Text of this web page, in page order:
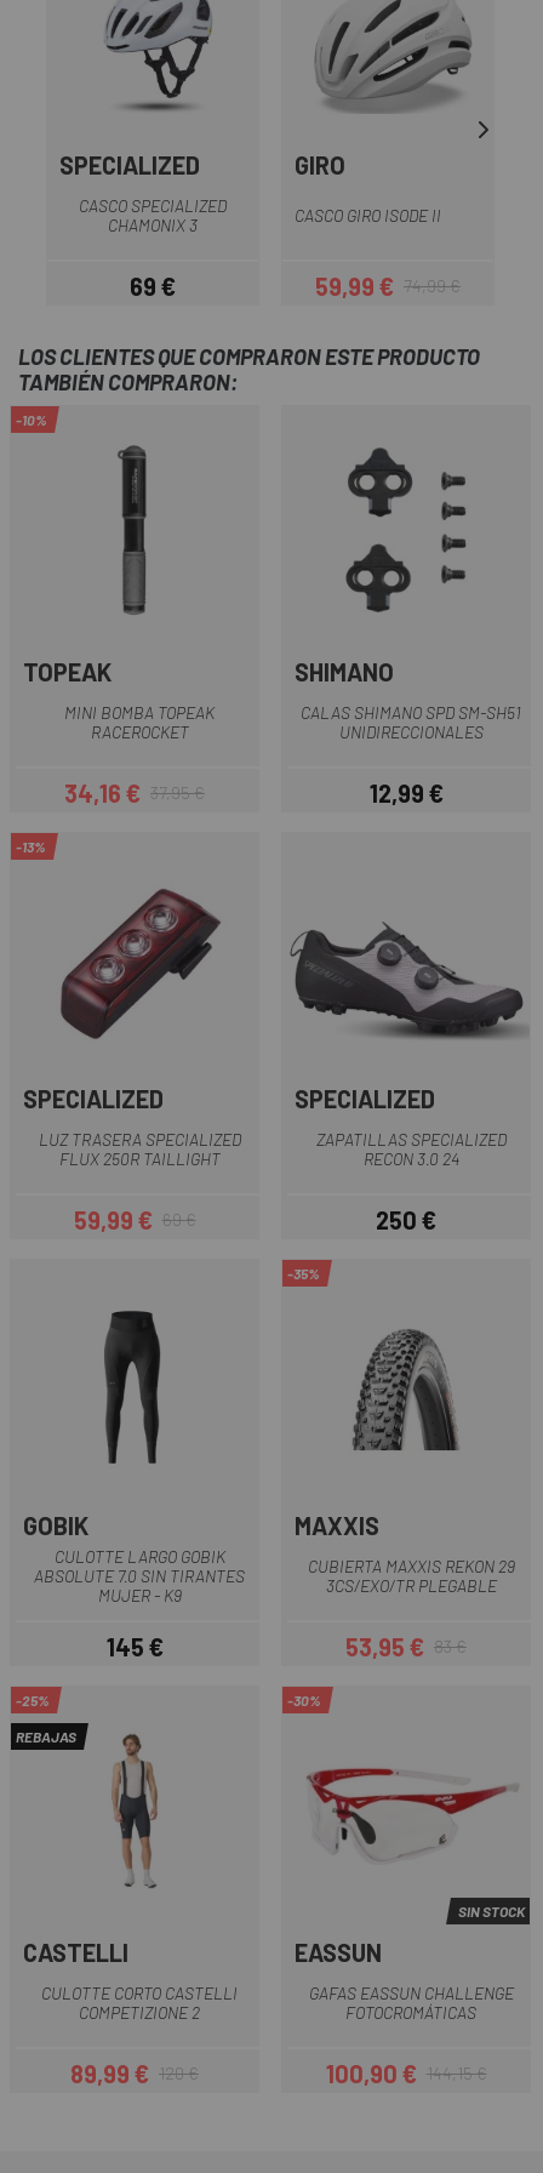
SPECIALIZED
CASCO SPECIALIZED
CHAMONIX 3
Precio
69 €
GIRO
CASCO GIRO ISODE II
Precio
59,99 €Precio regular
74,99 €
LOS CLIENTES QUE COMPRARON ESTE PRODUCTO
TAMBIÉN COMPRARON:
-10%
TOPEAK
MINI BOMBA TOPEAK
RACEROCKET
Precio
34,16 €Precio regular
37,95 €
SHIMANO
CALAS SHIMANO SPD SM-SH51
UNIDIRECCIONALES
Precio
12,99 €
-13%
SPECIALIZED
LUZ TRASERA SPECIALIZED
FLUX 250R TAILLIGHT
Precio
59,99 €Precio regular
69 €
SPECIALIZED
ZAPATILLAS SPECIALIZED
RECON 3.0 24
Precio
250 €
GOBIK
CULOTTE LARGO GOBIK
ABSOLUTE 7.0 SIN TIRANTES
MUJER - K9
Precio
145 €
-35%
MAXXIS
CUBIERTA MAXXIS REKON 29
3CS/EXO/TR PLEGABLE
Precio
53,95 €Precio regular
83 €
-25%
REBAJAS
CASTELLI
CULOTTE CORTO CASTELLI
COMPETIZIONE 2
Precio
89,99 €Precio regular
120 €
-30%
SIN STOCK
EASSUN
GAFAS EASSUN CHALLENGE
FOTOCROMÁTICAS
Precio
100,90 €Precio regular
144,15 €